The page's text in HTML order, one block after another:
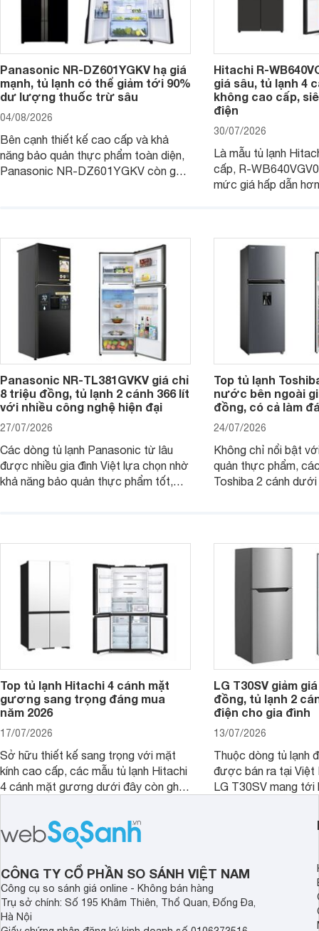
Panasonic NR-DZ601YGKV hạ giá
mạnh, tủ lạnh có thể giảm tới 90%
dư lượng thuốc trừ sâu
04/08/2026
Bên cạnh thiết kế cao cấp và khả
năng bảo quản thực phẩm toàn diện,
Panasonic NR-DZ601YGKV còn gây
Hitachi R-
giá sâu, tủ lạnh 4
không cao cấp,
điện
30/07/2026
Là mẫu tủ lạnh
cấp, R-
mức giá hấp dẫn
nhiều công nghệ.
Panasonic NR-TL381GVKV giá chỉ
8 triệu đồng, tủ lạnh 2 cánh 366 lít
với nhiều công nghệ hiện đại
27/07/2026
Các dòng tủ lạnh Panasonic từ lâu
được nhiều gia đình Việt lựa chọn nhờ
khả năng bảo quản thực phẩm tốt,
phân khúc khiến không ít người dùng
phải cân nhắc. Trên thị trường hiện
Top tủ lạnh
nước bên ngoài
đồng, có cả làm
24/07/2026
Không chỉ nổi bật
quản thực phẩm,
Toshiba 2 cánh
Top tủ lạnh Hitachi 4 cánh mặt
gương sang trọng đáng mua
năm 2026
17/07/2026
Sở hữu thiết kế sang trọng với mặt
kính cao cấp, các mẫu tủ lạnh Hitachi
4 cánh mặt gương dưới đây còn ghi
công nghệ bảo quản hiện đại, đáp ứng
tốt nhu cầu lưu trữ thực phẩm của gia
LG T30SV giảm
đồng, tủ lạnh 2
điện cho gia đình
13/07/2026
Thuộc dòng tủ lạnh
được bán ra tại Việt
LG T30SV mang tới
mức giá bán dễ
nhiều khách hàng
CÔNG TY CỔ PHẦN SO SÁNH VIỆT NAM
Công cụ so sánh giá online - Không bán hàng
Trụ sở chính: Số 195 Khâm Thiên, Thổ Quan, Đống Đa,
Hà Nội